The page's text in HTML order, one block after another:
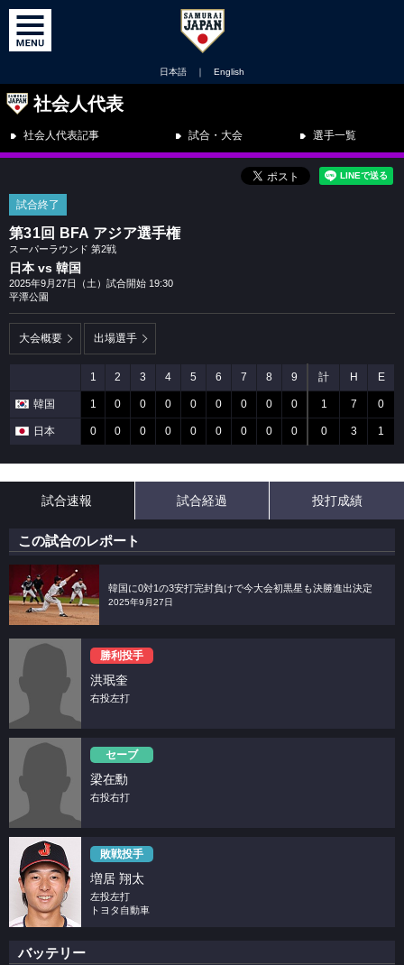
日本語 ｜ English
社会人代表
社会人代表記事 試合・大会 選手一覧
試合終了
第31回 BFA アジア選手権
スーパーラウンド 第2戦
日本 vs 韓国
2025年9月27日（土）試合開始 19:30
平潭公園
大会概要 出場選手
1 2 3 4 5 6 7 8 9 計 H E
韓国 1 0 0 0 0 0 0 0 0 1 7 0
日本 0 0 0 0 0 0 0 0 0 0 3 1
試合速報 試合経過 投打成績
この試合のレポート
韓国に0対1の3安打完封負けで今大会初黒星も決勝進出決定
2025年9月27日
勝利投手
洪珉奎
右投左打
セーブ
梁在勳
右投右打
敗戦投手
増居 翔太
左投左打
トヨタ自動車
バッテリー